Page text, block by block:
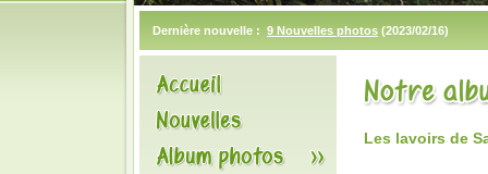
Dernière nouvelle : 9 Nouvelles photos (2023/02/16)
Les lavoirs de